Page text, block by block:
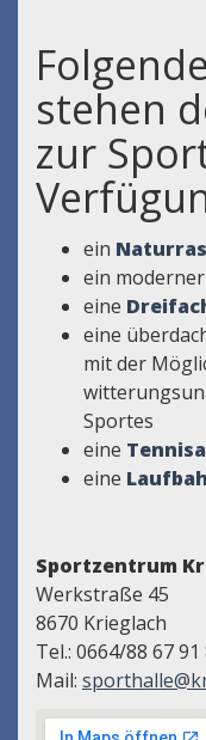
stehen
zur
ein
ein moderner
eine
eine
mit der
Sportes
eine
eine
Sportzentrum
Werkstraße 45
8670 Krieglach
Tel.: 0664/88 67 91
Mail: